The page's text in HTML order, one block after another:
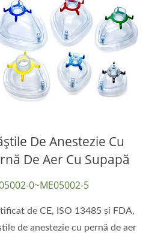
De Anestezie Cu
De Aer Cu Supapă
0~ME05002-5
de CE, ISO 13485 și FDA,
de anestezie cu pernă de aer